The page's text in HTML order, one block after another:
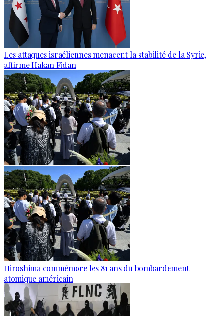
Les attaques israéliennes menacent la stabilité de la Syrie,
affirme Hakan Fidan
Hiroshima commémore les 81 ans du bombardement
atomique américain